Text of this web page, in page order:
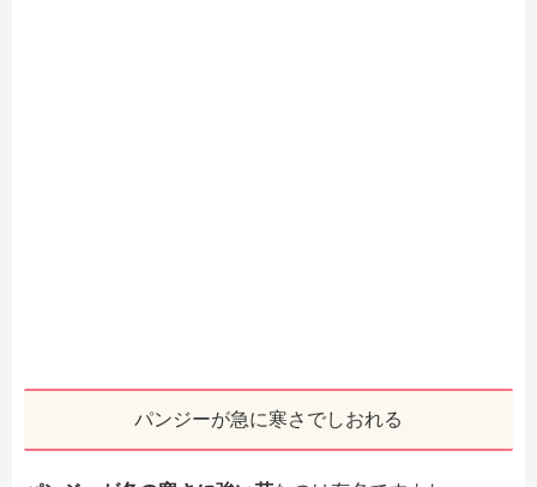
パンジーが急に寒さでしおれる